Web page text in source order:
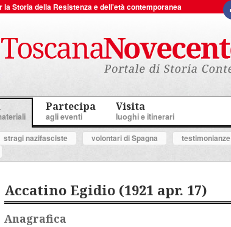
la Storia della Resistenza e dell'età contemporanea
Partecipa
agli eventi
Visita
luoghi e itinerari
stragi nazifasciste volontari di Spagna testimonianze
Accatino Egidio (1921 apr. 17)
Anagrafica